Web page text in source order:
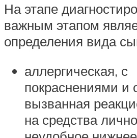
На этапе
важным этапом
определения вида
аллергическая, с
покраснениями и
вызванная
на средства